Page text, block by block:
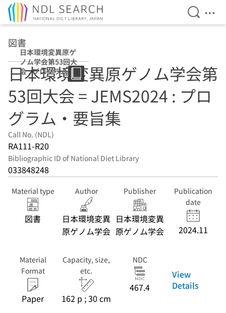
Open
図書
日本環境変異原ゲ
ノム学会第53回大
会 : プログラム・
要旨集
日本環境変異原ゲノム学会第
53回大会 = JEMS2024 : プロ
グラム・要旨集
Call No. (NDL)
RA111-R20
Bibliographic ID of National Diet Library
033848248
Material type
図書
Author
日本環境変異
原ゲノム学会
Publisher
日本環境変異
原ゲノム学会
Publication
date
2024.11
Material
Format
Paper
Capacity, size,
etc.
162 p ; 30 cm
NDC
467.4
View
Details